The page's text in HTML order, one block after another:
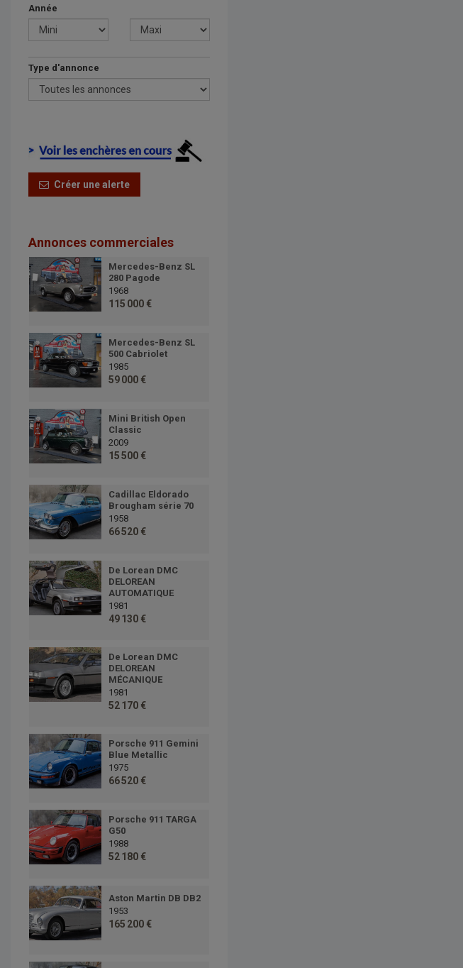
Année
Type d'annonce
Créer une alerte
Annonces commerciales
Mercedes-Benz SL
280 Pagode
1968
115 000 €
Mercedes-Benz SL
500 Cabriolet
1985
59 000 €
Mini British Open
Classic
2009
15 500 €
Cadillac Eldorado
Brougham série 70
1958
66 520 €
De Lorean DMC
DELOREAN
AUTOMATIQUE
1981
49 130 €
De Lorean DMC
DELOREAN
MÉCANIQUE
1981
52 170 €
Porsche 911 Gemini
Blue Metallic
1975
66 520 €
Porsche 911 TARGA
G50
1988
52 180 €
Aston Martin DB DB2
1953
165 200 €